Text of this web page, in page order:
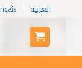
العربية